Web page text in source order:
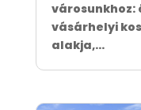
városunkhoz:
vásárhelyi
alakja,...